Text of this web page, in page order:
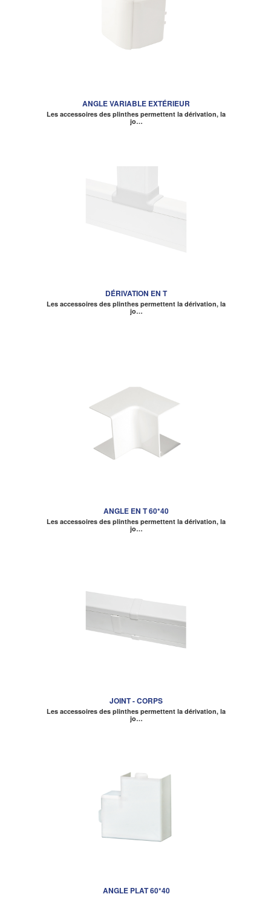
ANGLE VARIABLE EXTÉRIEUR
Les accessoires des plinthes permettent la dérivation, la
jo…
DÉRIVATION EN T
Les accessoires des plinthes permettent la dérivation, la
jo…
ANGLE EN T 60*40
Les accessoires des plinthes permettent la dérivation, la
jo…
JOINT - CORPS
Les accessoires des plinthes permettent la dérivation, la
jo…
ANGLE PLAT 60*40